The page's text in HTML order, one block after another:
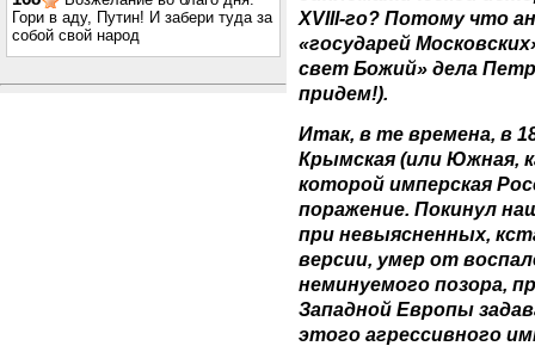
Гори в аду, Путин! И забери туда за
собой свой народ
ХVIII-го? Потому что
«государей
свет Божий» дела
придем!).
Итак, в те времена, в
Крымская (или Южная,
которой имперская
поражение. Покинул
при невыясненных,
версии, умер от
неминуемого позора,
Западной Европы
этого агрессивного